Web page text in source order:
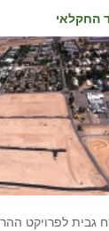
החקלאי
גבית לפרויקט